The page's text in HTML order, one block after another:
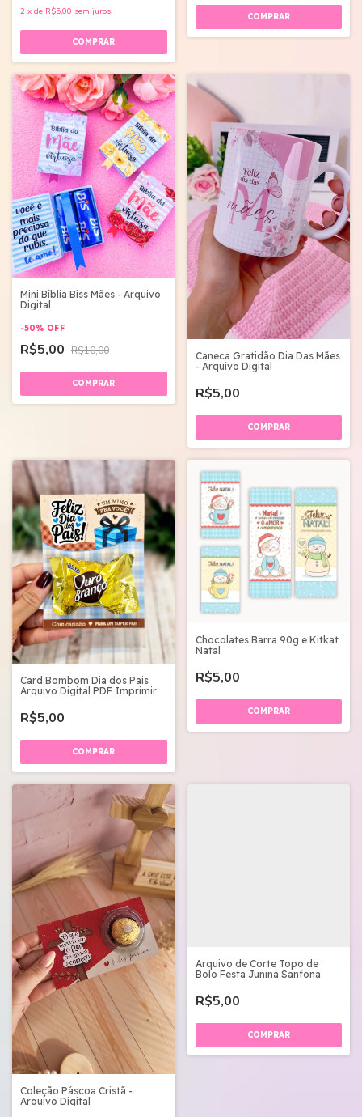
2 x de R$5,00 sem juros
Mini Bíblia Biss Mães - Arquivo
Digital
-50% OFF
R$5,00 R$10,00
Caneca Gratidão Dia Das Mães
- Arquivo Digital
R$5,00
Card Bombom Dia dos Pais
Arquivo Digital PDF Imprimir
R$5,00
Chocolates Barra 90g e Kitkat
Natal
R$5,00
Coleção Páscoa Cristã -
Arquivo Digital
Arquivo de Corte Topo de
Bolo Festa Junina Sanfona
R$5,00